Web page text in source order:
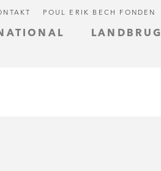
LANDBRUG
POUL ERIK BECH FONDEN